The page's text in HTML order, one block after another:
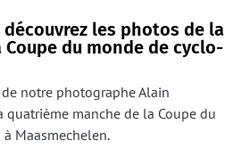
découvrez les photos de la
du monde de cyclo-
notre photographe Alain
quatrième manche de la Coupe du
Maasmechelen.